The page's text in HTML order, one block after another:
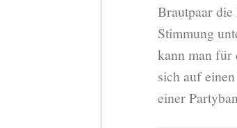
Brautpaar
Stimmung
kann man für
sich auf
einer